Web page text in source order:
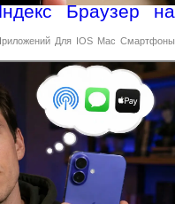
Браузер на
Для IOS Mac Смартфоны